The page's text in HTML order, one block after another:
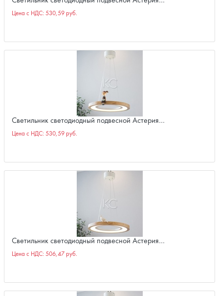
Цена с НДС: 530,59 руб.
Светильник светодиодный подвесной Астерия…
Цена с НДС: 530,59 руб.
Светильник светодиодный подвесной Астерия…
Цена с НДС: 506,47 руб.